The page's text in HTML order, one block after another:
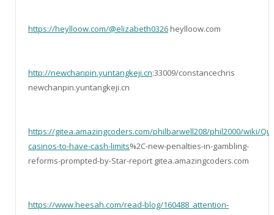
https://heylloow.com/@elizabeth0326 heylloow.com
http://newchanpin.yuntangkeji.cn:33009/constancechris
newchanpin.yuntangkeji.cn
https://gitea.amazingcoders.com/philbarwell208/phil2000/wiki/
casinos-to-have-cash-limits%2C-new-penalties-in-gambling-
reforms-prompted-by-Star-report gitea.amazingcoders.com
https://www.heesah.com/read-blog/160488_attention-